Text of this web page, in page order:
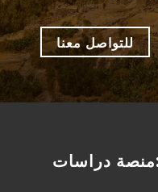
للتواصل معنا
دراسات